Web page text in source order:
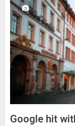
Google hit